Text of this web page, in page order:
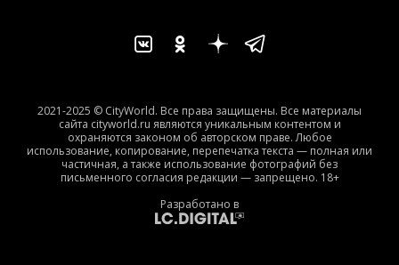
2021-2025 © CityWorld. Все права защищены. Все материалы
сайта cityworld.ru являются уникальным контентом и
охраняются законом об авторском праве. Любое
использование, копирование, перепечатка текста — полная или
частичная, а также использование фотографий без
письменного согласия редакции — запрещено. 18+
Разработано в